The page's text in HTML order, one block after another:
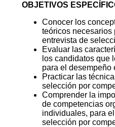
OBJETIVOS
Conocer los
teóricos necesarios
entrevista de
Evaluar las
los candidatos que
para el desempeño
Practicar las
selección por
Comprender la
de competencias
individuales, para
selección por